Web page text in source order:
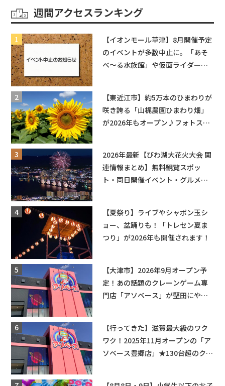
週間アクセスランキング
【イオンモール草津】8月開催予定
のイベントが多数中止に。「あそ
べ〜る水族館」や仮面ライダーシ
【東近江市】約5万本のひまわりが
咲き誇る「山梶農園ひまわり畑」
が2026年もオープン♪フォトスポ
2026年最新【びわ湖大花火大会 関
連情報まとめ】無料観覧スポッ
ト・同日開催イベント・グルメマ
【夏祭り】ライブやシャボン玉シ
ョー、盆踊りも！「トレセン夏ま
つり」が2026年も開催されます！
【大津市】2026年9月オープン予
定！あの話題のクレーンゲーム専
門店「アソベース」が堅田にやっ
【行ってきた】滋賀最大級のワク
ワク！2025年11月オープンの「ア
ソベース豊郷店」★130台超のクレ